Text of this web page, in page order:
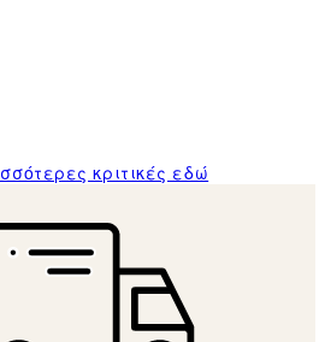
κριτικές εδώ